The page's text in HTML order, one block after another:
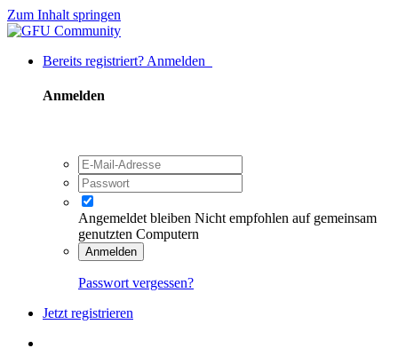
Zum Inhalt springen
Bereits registriert? Anmelden
Anmelden
Angemeldet bleiben Nicht empfohlen auf gemeinsam
genutzten Computern
Anmelden
Passwort vergessen?
Jetzt registrieren